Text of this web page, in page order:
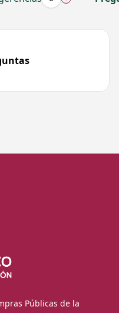
Públicas de la